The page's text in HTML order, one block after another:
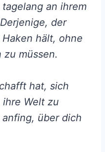
an ihrem
der
hält, ohne
müssen.
hat, sich
Welt zu
über dich